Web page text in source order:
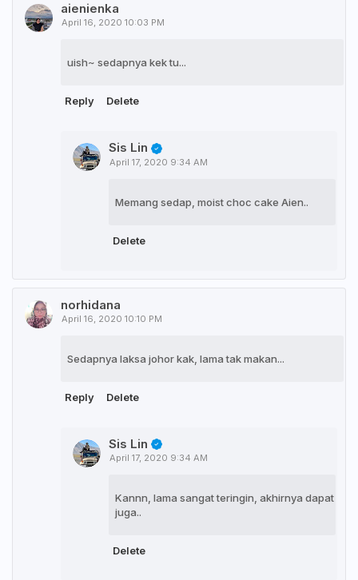
aienienka
April 16, 2020 10:03 PM
uish~ sedapnya kek tu...
Reply Delete
Sis Lin
April 17, 2020 9:34 AM
Memang sedap, moist choc cake Aien..
Delete
norhidana
April 16, 2020 10:10 PM
Sedapnya laksa johor kak, lama tak makan...
Reply Delete
Sis Lin
April 17, 2020 9:34 AM
Kannn, lama sangat teringin, akhirnya dapat
juga..
Delete